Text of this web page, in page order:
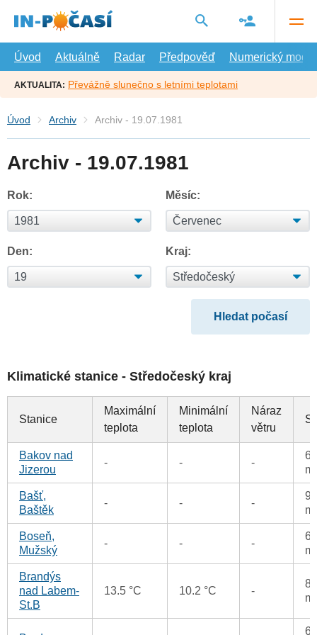
hlavní
Úvod
Aktuálně Radar Předpověď Numerický model
AKTUALITA: Převážně slunečno s letními teplotami
Úvod Archiv Archiv - 19.07.1981
Archiv - 19.07.1981
Rok: Měsíc:
Den: Kraj:
Klimatické stanice - Středočeský kraj
Stanice
Maximální
teplota
Minimální
teplota
Náraz
větru
Bakov nad
Jizerou
- - -
Bašť,
Baštěk
- - -
Boseň,
Mužský
- - -
Brandýs
nad Labem-
St.B
13.5 °C 10.2 °C -